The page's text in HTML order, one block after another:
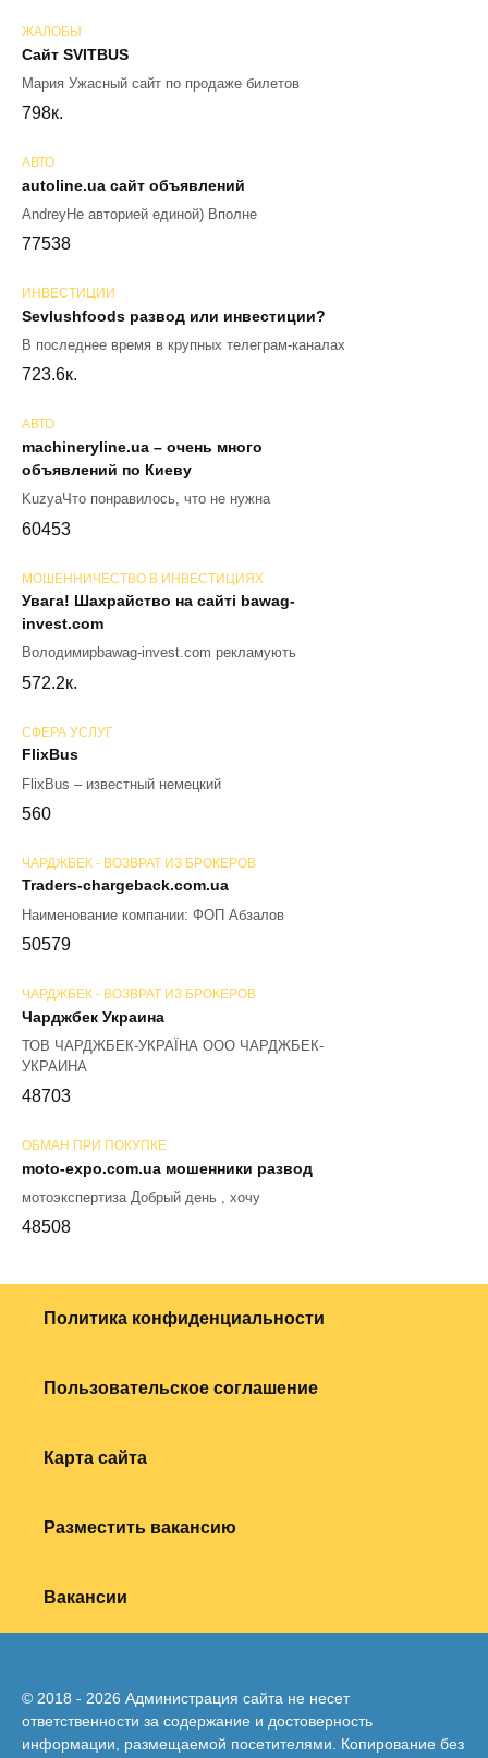
ЖАЛОБЫ
Сайт SVITBUS
Мария Ужасный сайт по продаже билетов
798к.
АВТО
autoline.ua сайт объявлений
AndreyНе авторией единой) Вполне
77538
ИНВЕСТИЦИИ
Sevlushfoods развод или инвестиции?
В последнее время в крупных телеграм-каналах
723.6к.
АВТО
machineryline.ua – очень много
объявлений по Киеву
KuzyaЧто понравилось, что не нужна
60453
МОШЕННИЧЕСТВО В ИНВЕСТИЦИЯХ
Увага! Шахрайство на сайті bawag-
invest.com
Володимирbawag-invest.com рекламують
572.2к.
СФЕРА УСЛУГ
FlixBus
FlixBus – известный немецкий
560
ЧАРДЖБЕК - ВОЗВРАТ ИЗ БРОКЕРОВ
Traders-chargeback.com.ua
Наименование компании: ФОП Абзалов
50579
ЧАРДЖБЕК - ВОЗВРАТ ИЗ БРОКЕРОВ
Чарджбек Украина
ТОВ ЧАРДЖБЕК-УКРАЇНА ООО ЧАРДЖБЕК-
УКРАИНА
48703
ОБМАН ПРИ ПОКУПКЕ
moto-expo.com.ua мошенники развод
мотоэкспертиза Добрый день , хочу
48508
Политика конфиденциальности
Пользовательское соглашение
Карта сайта
Разместить вакансию
Вакансии
© 2018 - 2026 Администрация сайта не несет
ответственности за содержание и достоверность
информации, размещаемой посетителями. Копирование без